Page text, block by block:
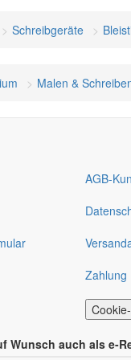
Schreibgeräte
Malen &
AGB-
Zahlung
Wunsch auch als e-